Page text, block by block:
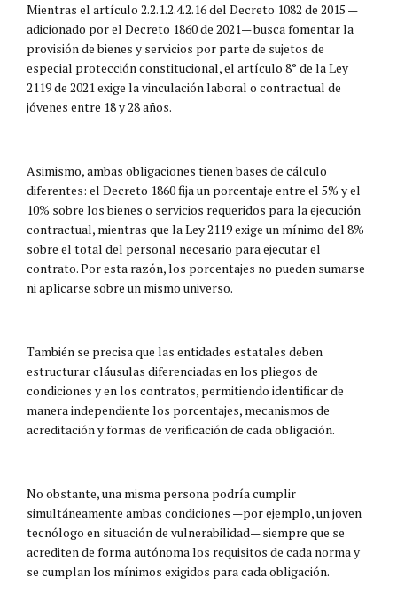
Mientras el artículo 2.2.1.2.4.2.16 del Decreto 1082 de 2015 —
adicionado por el Decreto 1860 de 2021— busca fomentar la
provisión de bienes y servicios por parte de sujetos de
especial protección constitucional, el artículo 8° de la Ley
2119 de 2021 exige la vinculación laboral o contractual de
jóvenes entre 18 y 28 años.
Asimismo, ambas obligaciones tienen bases de cálculo
diferentes: el Decreto 1860 fija un porcentaje entre el 5% y el
10% sobre los bienes o servicios requeridos para la ejecución
contractual, mientras que la Ley 2119 exige un mínimo del 8%
sobre el total del personal necesario para ejecutar el
contrato. Por esta razón, los porcentajes no pueden sumarse
ni aplicarse sobre un mismo universo.
También se precisa que las entidades estatales deben
estructurar cláusulas diferenciadas en los pliegos de
condiciones y en los contratos, permitiendo identificar de
manera independiente los porcentajes, mecanismos de
acreditación y formas de verificación de cada obligación.
No obstante, una misma persona podría cumplir
simultáneamente ambas condiciones —por ejemplo, un joven
tecnólogo en situación de vulnerabilidad— siempre que se
acrediten de forma autónoma los requisitos de cada norma y
se cumplan los mínimos exigidos para cada obligación.